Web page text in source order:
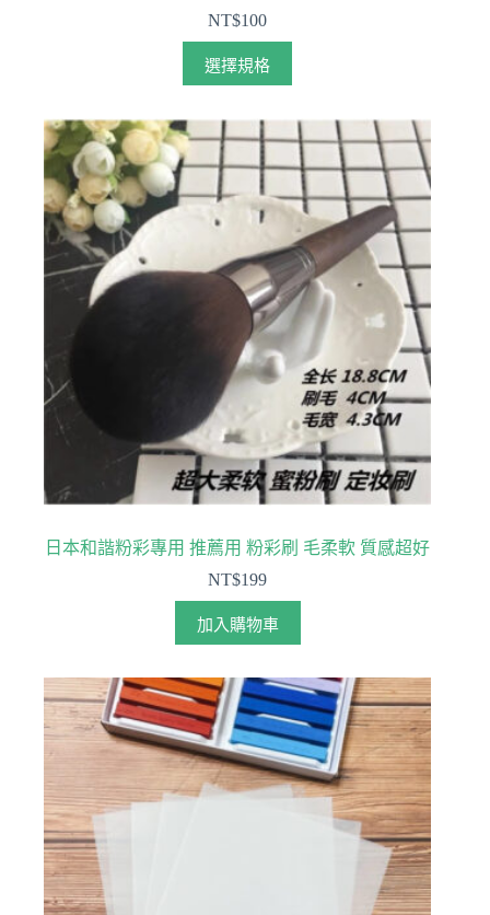
NT$100
選擇規格
此
產
有
多
款
可
在
產
品
頁
選
擇
選
項
日本和諧粉彩專用 推薦用 粉彩刷 毛柔軟 質感超好
NT$199
加入購物車